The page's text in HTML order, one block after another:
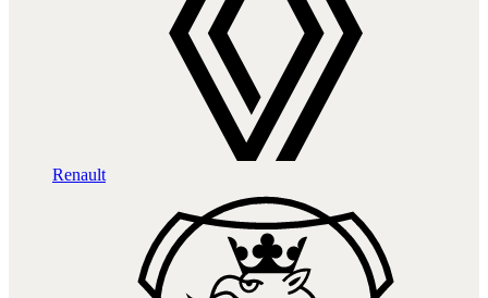
Renault